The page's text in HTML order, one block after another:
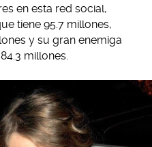
en esta red social,
tiene 95.7 millones,
y su gran enemiga
millones.